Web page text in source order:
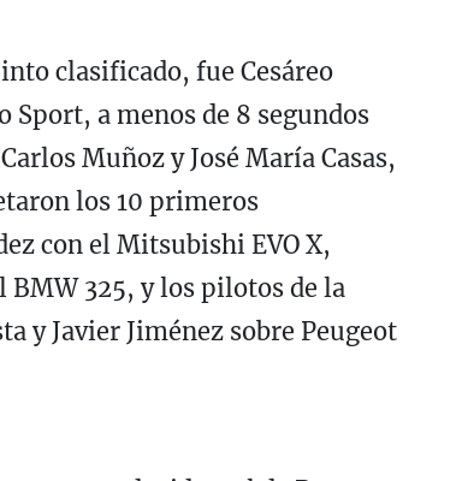
clasificado, fue Cesáreo
Sport, a menos de 8 segundos
Muñoz y José María Casas,
los 10 primeros
con el Mitsubishi EVO X,
BMW 325, y los pilotos de la
y Javier Jiménez sobre Peugeot